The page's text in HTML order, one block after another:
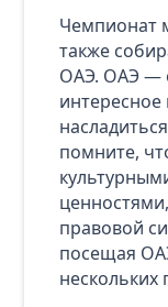
Чемпионат
также
ОАЭ. ОАЭ —
помните,
правовой
посещая
нескольких